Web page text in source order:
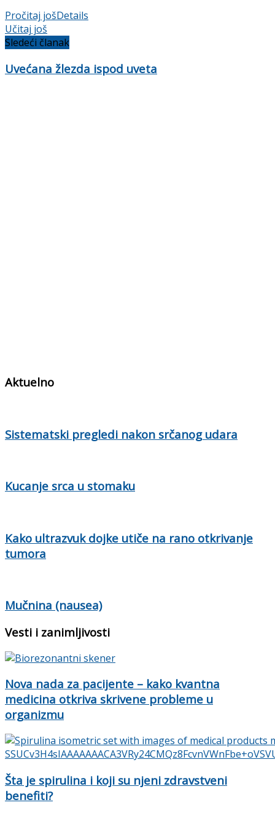
Pročitaj jošDetails
Učitaj još
Sledeći članak
Uvećana žlezda ispod uveta
Aktuelno
Sistematski pregledi nakon srčanog udara
Kucanje srca u stomaku
Kako ultrazvuk dojke utiče na rano otkrivanje
tumora
Mučnina (nausea)
Vesti i zanimljivosti
Nova nada za pacijente – kako kvantna
medicina otkriva skrivene probleme u
organizmu
Šta je spirulina i koji su njeni zdravstveni
benefiti?